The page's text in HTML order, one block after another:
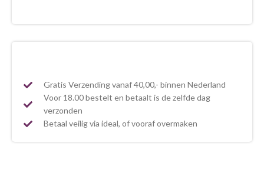
Gratis Verzending vanaf 40,00,- binnen Nederland
Voor 18.00 bestelt en betaalt is de zelfde dag
verzonden
Betaal veilig via ideal, of vooraf overmaken